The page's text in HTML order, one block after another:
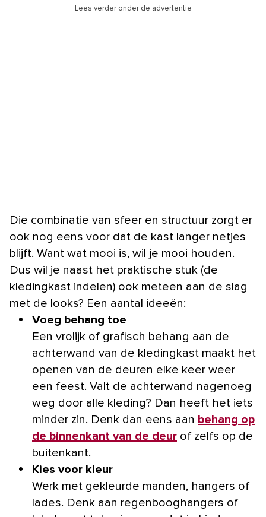
Lees verder onder de advertentie
Die combinatie van sfeer en structuur zorgt er
ook nog eens voor dat de kast langer netjes
blijft. Want wat mooi is, wil je mooi houden.
Dus wil je naast het praktische stuk (de
kledingkast indelen) ook meteen aan de slag
met de looks? Een aantal ideeën:
Voeg behang toe
Een vrolijk of grafisch behang aan de
achterwand van de kledingkast maakt het
openen van de deuren elke keer weer
een feest. Valt de achterwand nagenoeg
weg door alle kleding? Dan heeft het iets
minder zin. Denk dan eens aan behang op
de binnenkant van de deur of zelfs op de
buitenkant.
Kies voor kleur
Werk met gekleurde manden, hangers of
lades. Denk aan regenbooghangers of